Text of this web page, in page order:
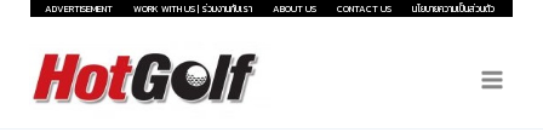
Skip
content
ADVERTISEMENT WORK WITH US | ร่วมงานกับเรา ABOUT US CONTACT US นโยบายความเป็นส่วนตัว